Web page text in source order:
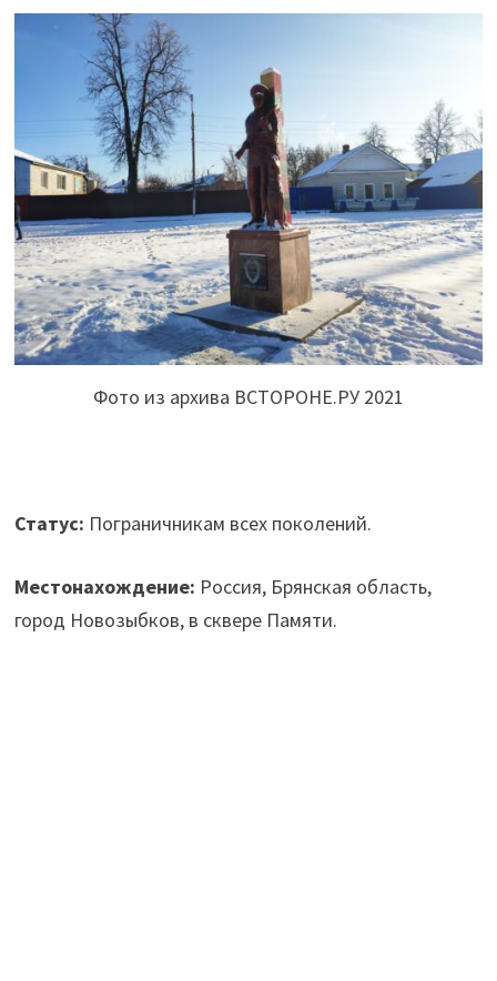
Фото из архива ВСТОРОНЕ.РУ 2021
Статус: Пограничникам всех поколений.
Местонахождение: Россия, Брянская область,
город Новозыбков, в сквере Памяти.